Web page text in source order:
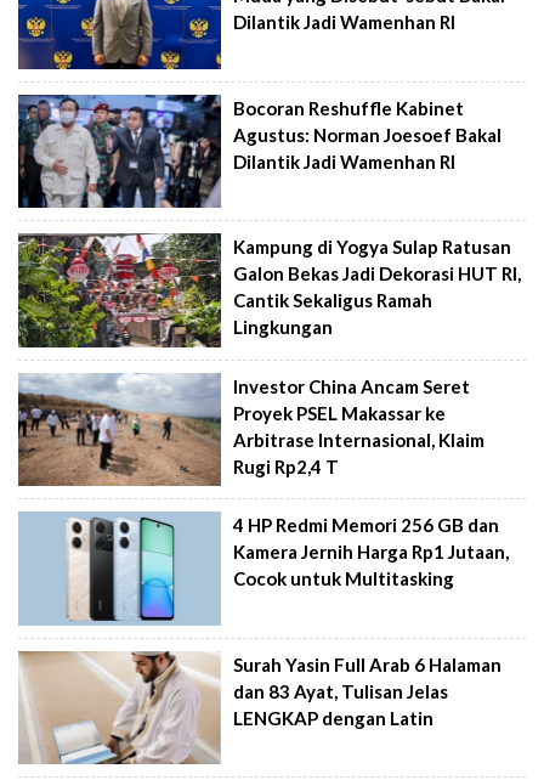
Dilantik Jadi Wamenhan RI
Bocoran Reshuffle Kabinet
Agustus: Norman Joesoef Bakal
Dilantik Jadi Wamenhan RI
Kampung di Yogya Sulap Ratusan
Galon Bekas Jadi Dekorasi HUT RI,
Cantik Sekaligus Ramah
Lingkungan
Investor China Ancam Seret
Proyek PSEL Makassar ke
Arbitrase Internasional, Klaim
Rugi Rp2,4 T
4 HP Redmi Memori 256 GB dan
Kamera Jernih Harga Rp1 Jutaan,
Cocok untuk Multitasking
Surah Yasin Full Arab 6 Halaman
dan 83 Ayat, Tulisan Jelas
LENGKAP dengan Latin